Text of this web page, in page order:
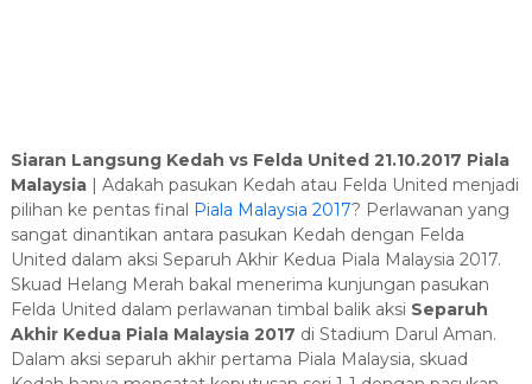
Siaran Langsung Kedah vs Felda United 21.10.2017 Piala
Malaysia| Adakah pasukan Kedah atau Felda United menjadi
pilihan ke pentas final Piala Malaysia 2017? Perlawanan yang
sangat dinantikan antara pasukan Kedah dengan Felda
United dalam aksi Separuh Akhir Kedua Piala Malaysia 2017.
Skuad Helang Merah bakal menerima kunjungan pasukan
Felda United dalam perlawanan timbal balik aksi Separuh
Akhir Kedua Piala Malaysia 2017 di Stadium Darul Aman.
Dalam aksi separuh akhir pertama Piala Malaysia, skuad